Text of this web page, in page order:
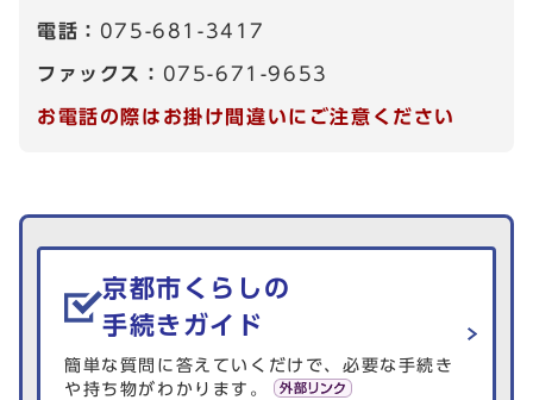
電話： 075-681-3417
ファックス： 075-671-9653
お電話の際はお掛け間違いにご注意ください
生活情報を探す
京都市くらしの
手続きガイド
簡単な質問に答えていくだけで、必要な手続き
や持ち物がわかります。